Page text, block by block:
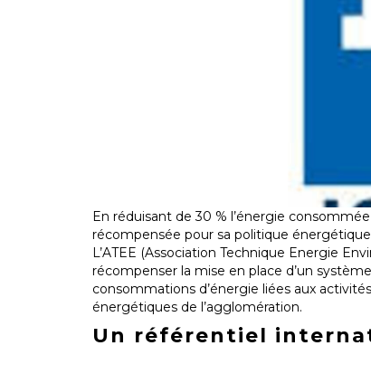
En réduisant de 30 % l’énergie
récompensée pour sa politique
L’ATEE (Association Technique Energie
récompenser la mise en place d’un
consommations d’énergie liées aux
énergétiques de l’agglomération.
Un référentiel